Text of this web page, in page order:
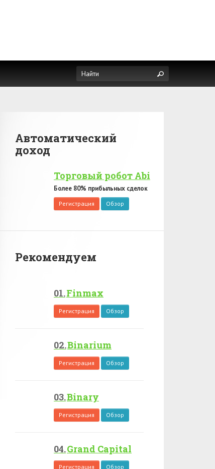
Автоматический
доход
Торговый робот Abi
Более 80% прибыльных сделок
Регистрация Обзор
Рекомендуем
Finmax
Регистрация Обзор
Binarium
Регистрация Обзор
Binary
Регистрация Обзор
Grand Capital
Регистрация Обзор